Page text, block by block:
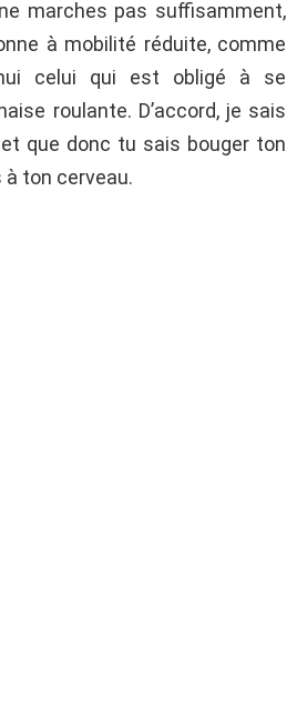
marches pas suffisamment,
à mobilité réduite, comme
celui qui est obligé à se
roulante. D’accord, je sais
que donc tu sais bouger ton
ton cerveau.